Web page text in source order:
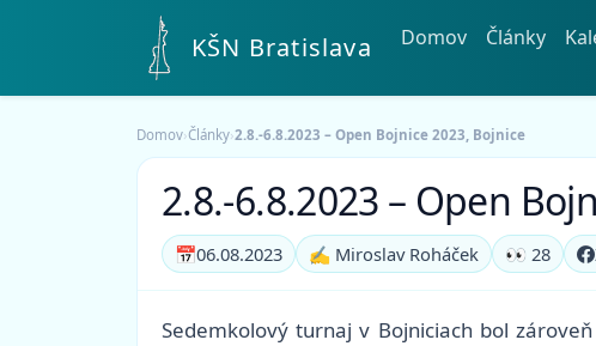
KŠN Bratislava Domov Články
Domov›Články›2.8.-6.8.2023 – Open Bojnice 2023, Bojnice
2.8.-6.8.2023 – Open
📅06.08.2023 ✍️ Miroslav Roháček 👀 28
Sedemkolový turnaj v Bojniciach bol